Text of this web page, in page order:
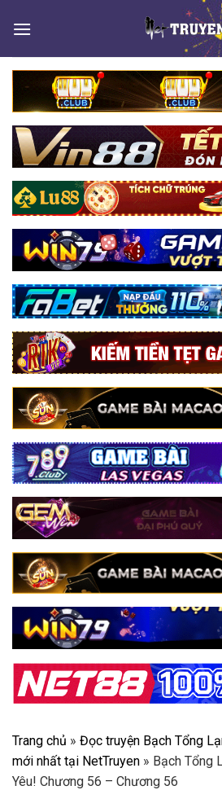
Trang chủ » Đọc truyện Bạch Tổng
mới nhất tại NetTruyen » Bạch Tổng
Yêu! Chương 56 – Chương 56